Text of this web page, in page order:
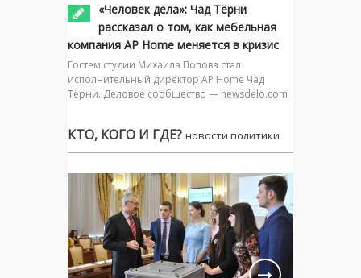
«Человек дела»: Чад Тёрни
рассказал о том, как мебельная
компания AP Home меняется в кризис
Гостем студии Михаила Попова стал
исполнительный директор AP Home Чад
Тёрни. Деловое сообщество — newsdelo.com
КТО, КОГО И ГДЕ? новости политики